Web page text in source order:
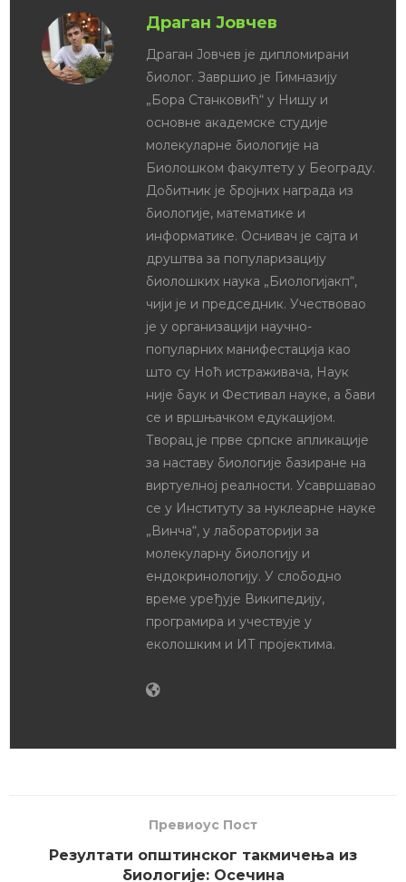
Драган Јовчев
Драган Јовчев је дипломирани
биолог. Завршио је Гимназију
„Бора Станковић“ у Нишу и
основне академске студије
молекуларне биологије на
Биолошком факултету у Београду.
Добитник је бројних награда из
биологије, математике и
информатике. Оснивач је сајта и
друштва за популаризацију
биолошких наука „Биологијакп“,
чији је и председник. Учествовао
је у организацији научно-
популарних манифестација као
што су Ноћ истраживача, Наук
није баук и Фестивал науке, а бави
се и вршњачком едукацијом.
Творац је прве српске апликације
за наставу биологије базиране на
виртуелној реалности. Усавршавао
се у Институту за нуклеарне науке
„Винча“, у лабораторији за
молекуларну биологију и
ендокринологију. У слободно
време уређује Википедију,
програмира и учествује у
еколошким и ИТ пројектима.
Превиоус Пост
Резултати општинског такмичења из
биологије: Осечина